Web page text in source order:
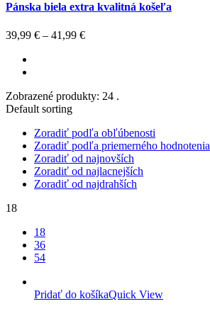
Pánska biela extra kvalitná košeľa
39,99 € – 41,99 €
Zobrazené produkty: 24 .
Default sorting
Zoradiť podľa obľúbenosti
Zoradiť podľa priemerného hodnotenia
Zoradiť od najnovších
Zoradiť od najlacnejších
Zoradiť od najdrahších
18
18
36
54
Pridať do košíkaQuick View